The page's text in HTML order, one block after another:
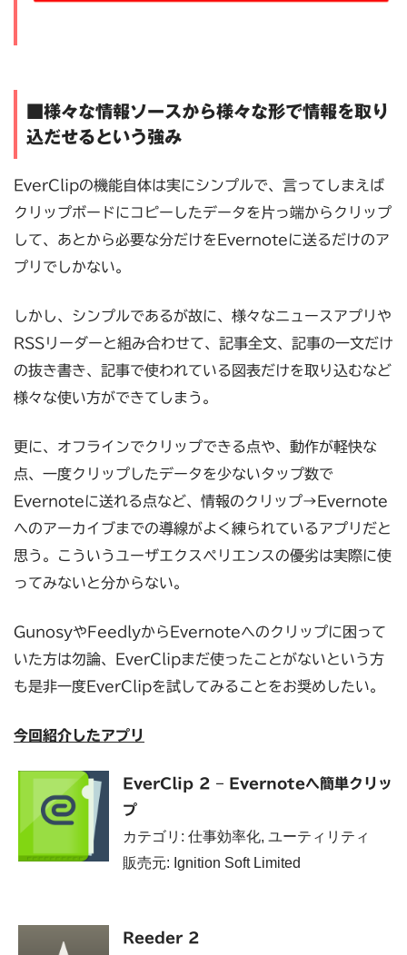
■様々な情報ソースから様々な形で情報を取り
込だせるという強み
EverClipの機能自体は実にシンプルで、言ってしまえば
クリップボードにコピーしたデータを片っ端からクリップ
して、あとから必要な分だけをEvernoteに送るだけのア
プリでしかない。
しかし、シンプルであるが故に、様々なニュースアプリや
RSSリーダーと組み合わせて、記事全文、記事の一文だけ
の抜き書き、記事で使われている図表だけを取り込むなど
様々な使い方ができてしまう。
更に、オフラインでクリップできる点や、動作が軽快な
点、一度クリップしたデータを少ないタップ数で
Evernoteに送れる点など、情報のクリップ→Evernote
へのアーカイブまでの導線がよく練られているアプリだと
思う。こういうユーザエクスペリエンスの優劣は実際に使
ってみないと分からない。
GunosyやFeedlyからEvernoteへのクリップに困って
いた方は勿論、EverClipまだ使ったことがないという方
も是非一度EverClipを試してみることをお奨めしたい。
今回紹介したアプリ
EverClip 2 – Evernoteへ簡単クリッ
プ
カテゴリ: 仕事効率化, ユーティリティ
販売元: Ignition Soft Limited
Reeder 2